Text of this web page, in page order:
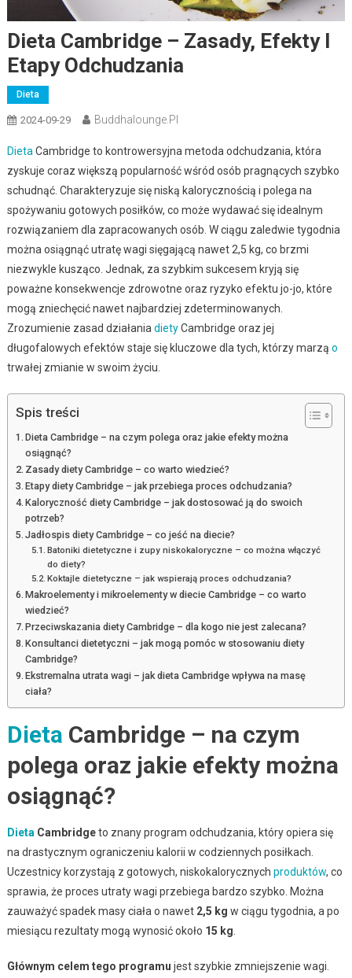
Dieta Cambridge – Zasady, Efekty I
Etapy Odchudzania
Dieta
2024-09-29 Buddhalounge.pl
Dieta Cambridge to kontrowersyjna metoda odchudzania, która
zyskuje coraz większą popularność wśród osób pragnących szybko
schudnąć. Charakteryzuje się niską kalorycznością i polega na
spożywaniu gotowych posiłków, co może wydawać się idealnym
rozwiązaniem dla zapracowanych osób. W ciągu zaledwie tygodnia
można osiągnąć utratę wagi sięgającą nawet 2,5 kg, co brzmi
niezwykle kusząco. Jednak, za szybkim sukcesem kryją się
poważne konsekwencje zdrowotne oraz ryzyko efektu jo-jo, które
mogą zniechęcić nawet najbardziej zdeterminowanych.
Zrozumienie zasad działania dietyCambridge oraz jej
długofalowych efektów staje się kluczowe dla tych, którzy marzą o
trwałej zmianie w swoim życiu.
Spis treści
Dieta Cambridge – na czym polega oraz jakie efekty można
osiągnąć?
Zasady diety Cambridge – co warto wiedzieć?
Etapy diety Cambridge – jak przebiega proces odchudzania?
Kaloryczność diety Cambridge – jak dostosować ją do swoich
potrzeb?
Jadłospis diety Cambridge – co jeść na diecie?
Batoniki dietetyczne i zupy niskokaloryczne – co można włączyć
do diety?
Koktajle dietetyczne – jak wspierają proces odchudzania?
Makroelementy i mikroelementy w diecie Cambridge – co warto
wiedzieć?
Przeciwskazania diety Cambridge – dla kogo nie jest zalecana?
Konsultanci dietetyczni – jak mogą pomóc w stosowaniu diety
Cambridge?
Ekstremalna utrata wagi – jak dieta Cambridge wpływa na masę
ciała?
Dieta Cambridge – na czym
polega oraz jakie efekty można
osiągnąć?
Dieta Cambridgeto znany program odchudzania, który opiera się
na drastycznym ograniczeniu kalorii w codziennych posiłkach.
Uczestnicy korzystają z gotowych, niskokalorycznych produktów, co
sprawia, że proces utraty wagi przebiega bardzo szybko. Można
zauważyć spadek masy ciała o nawet 2,5 kg w ciągu tygodnia, a po
miesiącu rezultaty mogą wynosić około 15 kg
Głównym celem tego programu jest szybkie zmniejszenie wagi.